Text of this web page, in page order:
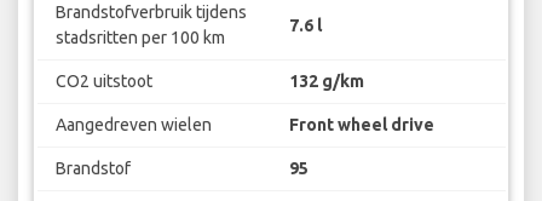
Brandstofverbruik tijdens
stadsritten per 100 km
7.6 l
CO2 uitstoot 132 g/km
Aangedreven wielen Front wheel drive
Brandstof 95